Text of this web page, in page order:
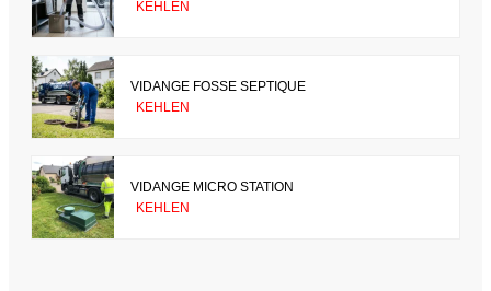
KEHLEN
VIDANGE FOSSE SEPTIQUE
KEHLEN
VIDANGE MICRO STATION
KEHLEN